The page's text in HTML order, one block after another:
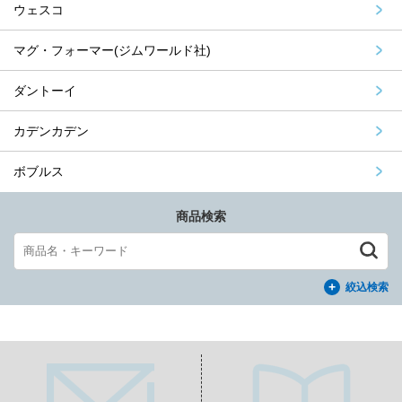
ウェスコ
マグ・フォーマー(ジムワールド社)
ダントーイ
カデンカデン
ボブルス
商品検索
絞込検索